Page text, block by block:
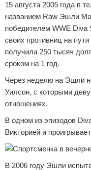
15 августа 2005 года в
названием Raw Эшли
победителем WWE Diva
своих противниц на
получила 250 тысяч
сроком на 1 год.
Через неделю на Эшли
Уилсон, с которыми
отношениях.
В одном из эпизодов
Викторией и
В 2006 году Эшли